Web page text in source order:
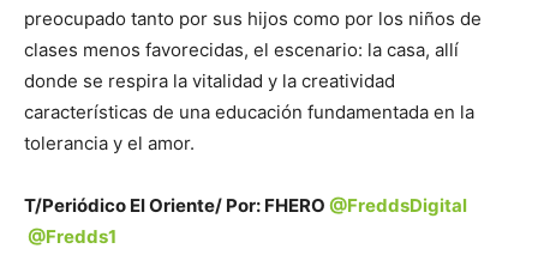
preocupado tanto por sus hijos como por los niños de
clases menos favorecidas, el escenario: la casa, allí
donde se respira la vitalidad y la creatividad
características de una educación fundamentada en la
tolerancia y el amor.
T/Periódico El Oriente/ Por: FHERO @FreddsDigital
@Fredds1